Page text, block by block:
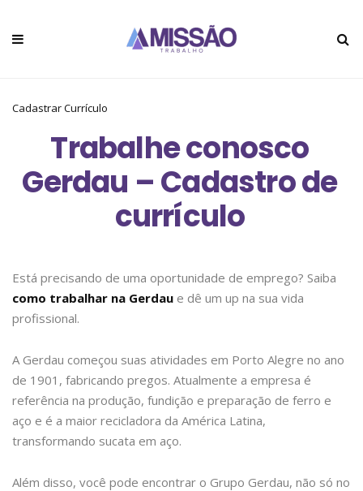
Cadastrar Currículo
Trabalhe conosco
Gerdau – Cadastro de
currículo
Está precisando de uma oportunidade de emprego? Saiba
como trabalhar na Gerdau e dê um up na sua vida
profissional.
A Gerdau começou suas atividades em Porto Alegre no ano
de 1901, fabricando pregos. Atualmente a empresa é
referência na produção, fundição e preparação de ferro e
aço e é a maior recicladora da América Latina,
transformando sucata em aço.
Além disso, você pode encontrar o Grupo Gerdau, não só no